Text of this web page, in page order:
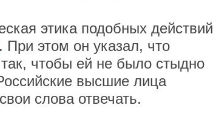
этика подобных действий
. При этом он указал, что
чтобы ей не было стыдно
высшие лица
слова отвечать.